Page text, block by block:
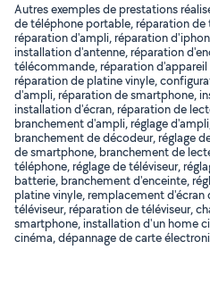
Autres exemples de prestations
de téléphone portable, réparation
réparation d'ampli, réparation
installation d'antenne, réparation
télécommande, réparation
réparation de platine vinyle,
d'ampli, réparation de smartphone,
installation d'écran, réparation de
branchement d'ampli, réglage
branchement de décodeur, réglage
de smartphone, branchement de
téléphone, réglage de téléviseur,
batterie, branchement d'enceinte,
platine vinyle, remplacement
téléviseur, réparation de téléviseur,
smartphone, installation d'un home
cinéma, dépannage de carte